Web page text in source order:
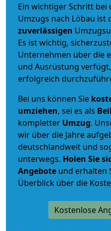
Ein wichtiger Schritt
Umzugs nach Löbau ist
zuverlässigen
Es ist wichtig,
Unternehmen über die
und Ausrüstung
erfolgreich
Bei uns können Sie
umziehen, sei es als
kompletter Umzug.
wir über die Jahre
deutschlandweit und
unterwegs. Holen Sie
Angebote und erhalten
Überblick über die
Kostenlose